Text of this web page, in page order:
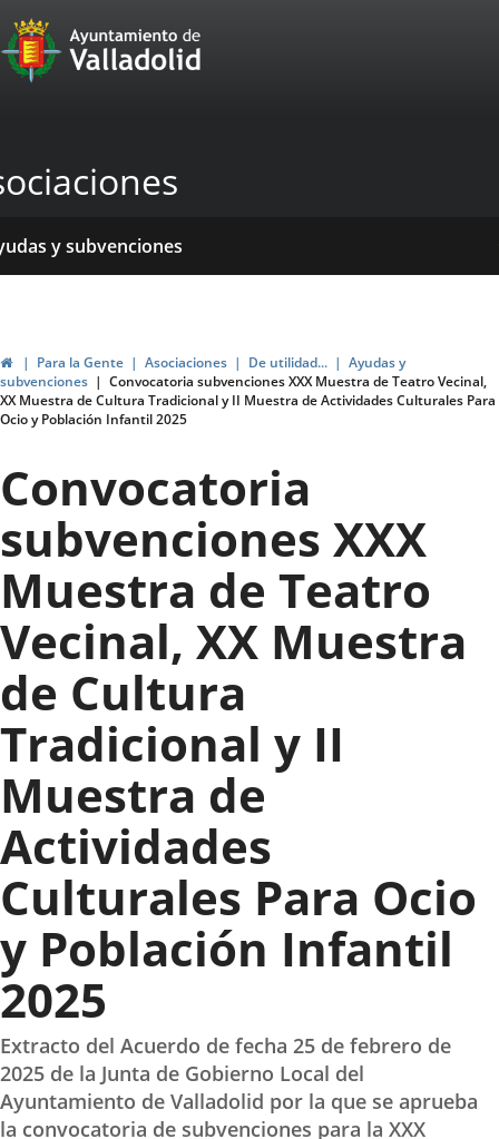
Portal
Web
Ayuntamiento
de
Valladolid
y subvenciones
HomePara la Gente Asociaciones De utilidad...
Ayudas y
subvenciones
Convocatoria subvenciones XXX Muestra de Teatro Vecinal,
XX Muestra de Cultura Tradicional y II Muestra de Actividades Culturales Para
Ocio y Población Infantil 2025
Convocatoria
subvenciones XXX
Muestra de Teatro
Vecinal, XX Muestra
de Cultura
Tradicional y II
Muestra de
Actividades
Culturales Para Ocio
y Población Infantil
2025
Extracto del Acuerdo de fecha 25 de febrero de
2025 de la Junta de Gobierno Local del
Ayuntamiento de Valladolid por la que se aprueba
la convocatoria de subvenciones para la XXX